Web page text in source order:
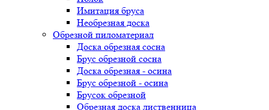
Имитация бруса
Необрезная доска
Обрезной пиломатериал
Доска обрезная сосна
Брус обрезной сосна
Доска обрезная - осина
Брус обрезной - осина
Брусок обрезной
Обрезная доска лиственница